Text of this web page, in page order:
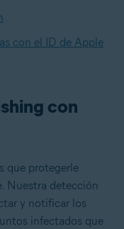
con el ID de Apple
con
que protegerle
Nuestra detección
y notificar los
infectados que